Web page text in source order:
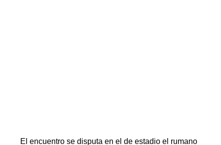
El encuentro se disputa en el de estadio el rumano